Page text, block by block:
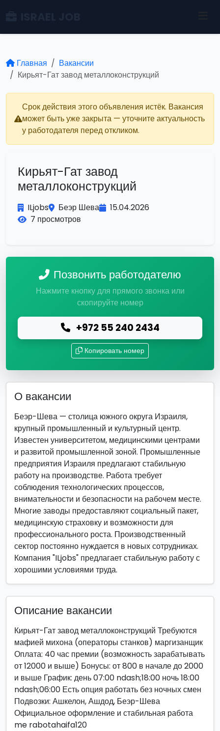
Главная
Вакансии
Кирьят-Гат завод металлоконструкций
Срок действия этого объявления истёк. Вакансия
может быть уже закрыта — уточните актуальность
у работодателя перед откликом.
Кирьят-Гат завод
металлоконструкций
ILjobs Беэр Шева
15.04.2026
7 просмотров
Позвонить работодателю
Нажмите кнопку для прямого звонка или
скопируйте номер
+972 55 240 2434
Копировать номер
О вакансии
Беэр-Шева — столица южного округа Израиля,
крупный промышленный и культурный центр.
Известен университетом, медицинскими центрами
и развитой промышленной зоной. Промышленные
предприятия Израиля предлагают стабильную
работу на производстве. Работа требует
соблюдения технологических процессов,
внимательности и безопасности на рабочем месте.
Многие заводы предоставляют социальный пакет,
медицинскую страховку и возможности для
профессионального роста. Производственный
сектор постоянно нуждается в новых сотрудниках.
Компания "ILjobs" предлагает стабильную работу с
хорошими условиями труда.
Описание вакансии
Кирьят-Гат завод металлоконструкций Требуются
мафией михона (операторы станков) маргизанщик
Оплата: 40 час премии (возможность зарабатывать
от 12000 и выше) Бонусы: от 800 в начале до 2000
и выше График: день 07:00 ndash;18:00 ночь 18:00
ndash;06:00 Есть опция работать без ночных смен
Подвозки: Ашкелон, Ашдод, Беэр-Шева
Официальное оформление и стабильная работа
me rabotahaifa120